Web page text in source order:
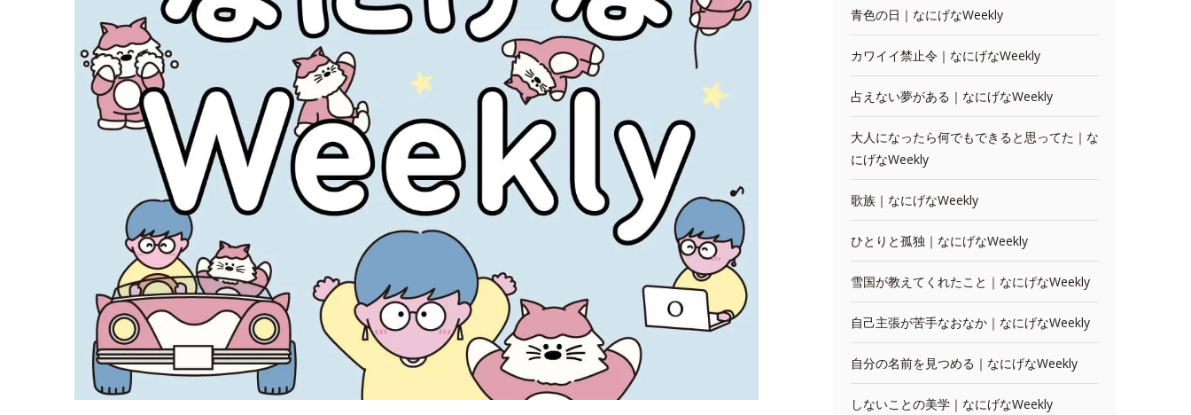
青色の日｜なにげなWeekly
カワイイ禁止令｜なにげなWeekly
占えない夢がある｜なにげなWeekly
大人になったら何でもできると思ってた｜な
にげなWeekly
歌族｜なにげなWeekly
ひとりと孤独｜なにげなWeekly
雪国が教えてくれたこと｜なにげなWeekly
自己主張が苦手なおなか｜なにげなWeekly
自分の名前を見つめる｜なにげなWeekly
しないことの美学｜なにげなWeekly